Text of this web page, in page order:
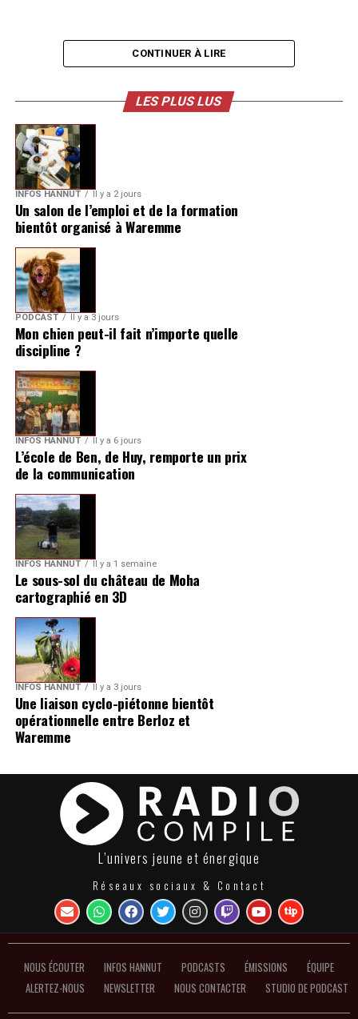
CONTINUER À LIRE
LES PLUS LUS
INFOS HANNUT Il y a 2 jours
Un salon de l’emploi et de la formation
bientôt organisé à Waremme
PODCAST Il y a 3 jours
Mon chien peut-il fait n’importe quelle
discipline ?
INFOS HANNUT Il y a 6 jours
L’école de Ben, de Huy, remporte un prix
de la communication
INFOS HANNUT Il y a 1 semaine
Le sous-sol du château de Moha
cartographié en 3D
INFOS HANNUT Il y a 3 jours
Une liaison cyclo-piétonne bientôt
opérationnelle entre Berloz et
Waremme
L’univers jeune et énergique
Réseaux sociaux & Contact
NOUS ÉCOUTER INFOS HANNUT PODCASTS ÉMISSIONS
ÉQUIPE
ALERTEZ-NOUS
NEWSLETTER NOUS CONTACTER STUDIO DE PODCAST